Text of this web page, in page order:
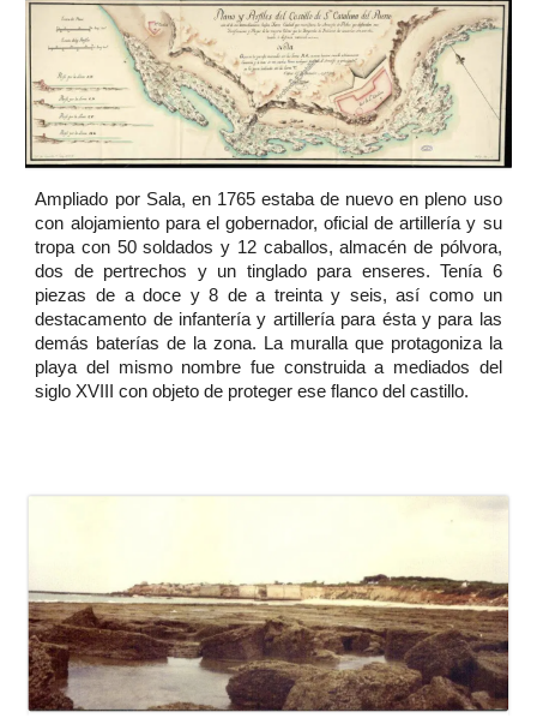
Ampliado por Sala, en 1765 estaba de nuevo en pleno uso
con alojamiento para el gobernador, oficial de artillería y su
tropa con 50 soldados y 12 caballos, almacén de pólvora,
dos de pertrechos y un tinglado para enseres. Tenía 6
piezas de a doce y 8 de a treinta y seis, así como un
destacamento de infantería y artillería para ésta y para las
demás baterías de la zona. La muralla que protagoniza la
playa del mismo nombre fue construida a mediados del
siglo XVIII con objeto de proteger ese flanco del castillo.